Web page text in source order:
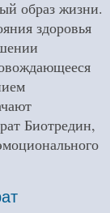
образ жизни.
здоровья
Биотредин,